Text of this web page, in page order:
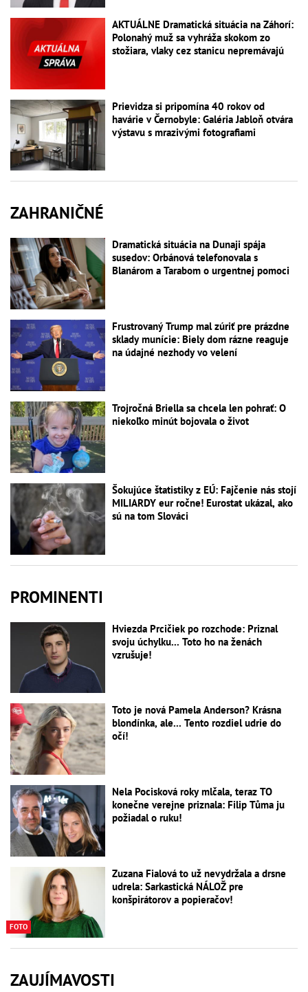
AKTUÁLNE Dramatická situácia na Záhorí:
Polonahý muž sa vyhráža skokom zo
stožiara, vlaky cez stanicu nepremávajú
Prievidza si pripomína 40 rokov od
havárie v Černobyle: Galéria Jabloň otvára
výstavu s mrazivými fotografiami
ZAHRANIČNÉ
Dramatická situácia na Dunaji spája
susedov: Orbánová telefonovala s
Blanárom a Tarabom o urgentnej pomoci
Frustrovaný Trump mal zúriť pre prázdne
sklady munície: Biely dom rázne reaguje
na údajné nezhody vo velení
Trojročná Briella sa chcela len pohrať: O
niekoľko minút bojovala o život
Šokujúce štatistiky z EÚ: Fajčenie nás stojí
MILIARDY eur ročne! Eurostat ukázal, ako
sú na tom Slováci
PROMINENTI
Hviezda Prcičiek po rozchode: Priznal
svoju úchylku... Toto ho na ženách
vzrušuje!
Toto je nová Pamela Anderson? Krásna
blondínka, ale... Tento rozdiel udrie do
očí!
Nela Pocisková roky mlčala, teraz TO
konečne verejne priznala: Filip Tůma ju
požiadal o ruku!
FOTO
Zuzana Fialová to už nevydržala a drsne
udrela: Sarkastická NÁLOŽ pre
konšpirátorov a popieračov!
ZAUJÍMAVOSTI